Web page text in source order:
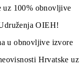
uz 100% obnovljive
OIEH!
u obnovljive izvore
Hrvatske uz